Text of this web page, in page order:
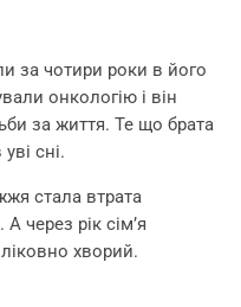
за чотири роки в його
онкологію і він
за життя. Те що брата
сні.
стала втрата
через рік сім’я
хворий.